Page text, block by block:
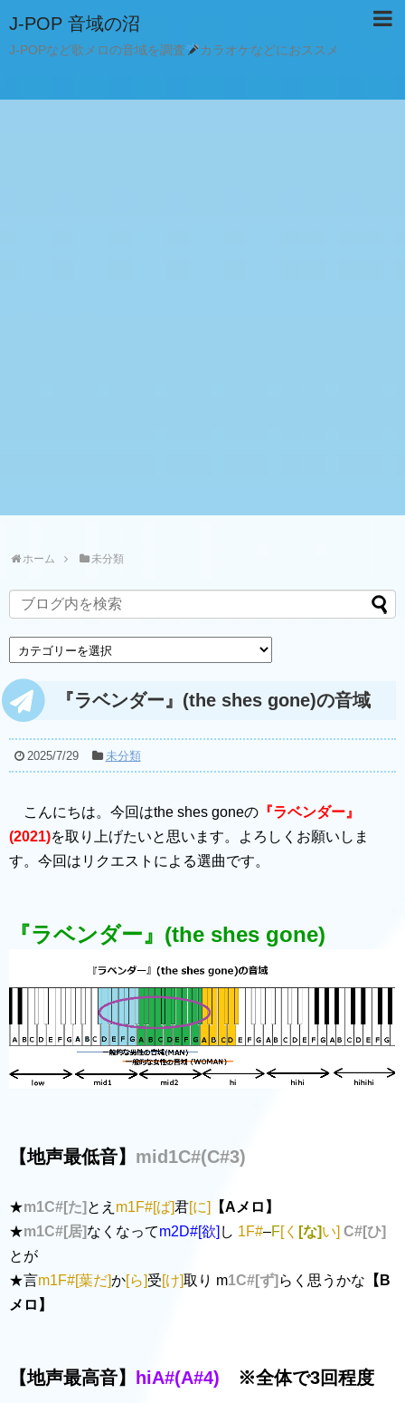
J-POP 音域の沼
J-POPなど歌メロの音域を調査 カラオケなどにおススメ
ホーム 未分類
『ラベンダー』(the shes gone)の音域
2025/7/29 未分類
こんにちは。今回はthe shes goneの 『ラベンダー』
(2021)を取り上げたいと思います。よろしくお願いしま
す。今回はリクエストによる選曲です。
『ラベンダー』(the shes gone)
【地声最低音】 mid1C#(C#3)
★m1C#[た] とえ m1F#[ば]君[に]
【Aメロ】
★m1C#[居]なくなってm2D#[欲] し 1F#–F[く [な]い] C#[ひ]
とが
★言m1F#[葉だ]か[ら]受[け]取り m1C#[ず] らく思うかな 【B
メロ】
【地声最高音】 hiA#(A#4) ※全体で3回程度